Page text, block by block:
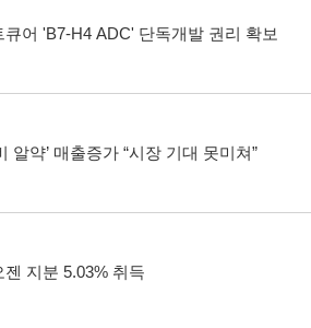
큐어 'B7-H4 ADC' 단독개발 권리 확보
알약’ 매출증가 “시장 기대 못미쳐”
지분 5.03% 취득